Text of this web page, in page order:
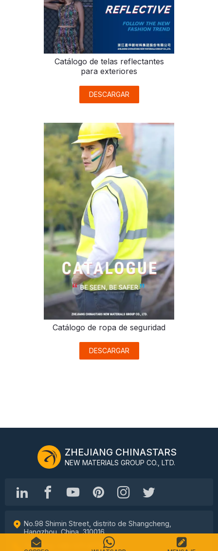
Catálogo de telas reflectantes
para exteriores
DESCARGAR
Catálogo de ropa de seguridad
DESCARGAR
ZHEJIANG CHINASTARS
NEW MATERIALS GROUP CO., LTD.
No.98 Shimin Street, distrito de Shangcheng,
Hangzhou, China, 310016
Teléfono: +86-571-87155512